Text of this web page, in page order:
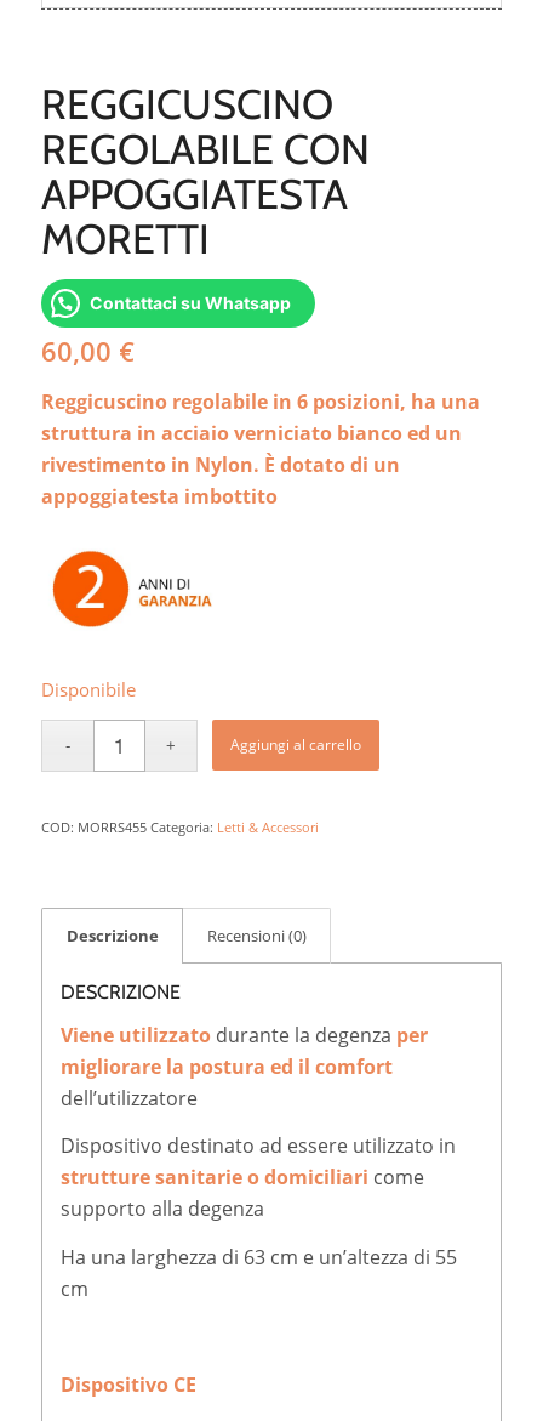
REGGICUSCINO
REGOLABILE CON
APPOGGIATESTA
MORETTI
Contattaci su Whatsapp
60,00 €
Reggicuscino regolabile in 6 posizioni, ha una
struttura in acciaio verniciato bianco ed un
rivestimento in Nylon. È dotato di un
appoggiatesta imbottito
Disponibile
Aggiungi al carrello
COD: MORRS455 Categoria: Letti & Accessori
Descrizione Recensioni (0)
DESCRIZIONE
Viene utilizzatodurante la degenza per
migliorare la postura ed il comfort
dell’utilizzatore
Dispositivo destinato ad essere utilizzato in
strutture sanitarie o domiciliari come
supporto alla degenza
Ha una larghezza di 63 cm e un’altezza di 55
cm
Dispositivo CE